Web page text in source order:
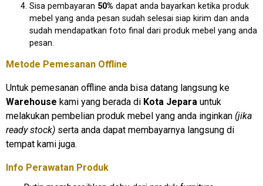
Sisa pembayaran 50% dapat anda bayarkan ketika produk
mebel yang anda pesan sudah selesai siap kirim dan anda
sudah mendapatkan foto final dari produk mebel yang anda
pesan.
Metode Pemesanan Offline
Untuk pemesanan offline anda bisa datang langsung ke
Warehouse kami yang berada di Kota Jepara untuk
melakukan pembelian produk mebel yang anda inginkan (jika
ready stock) serta anda dapat membayarnya langsung di
tempat kami juga.
Info Perawatan Produk